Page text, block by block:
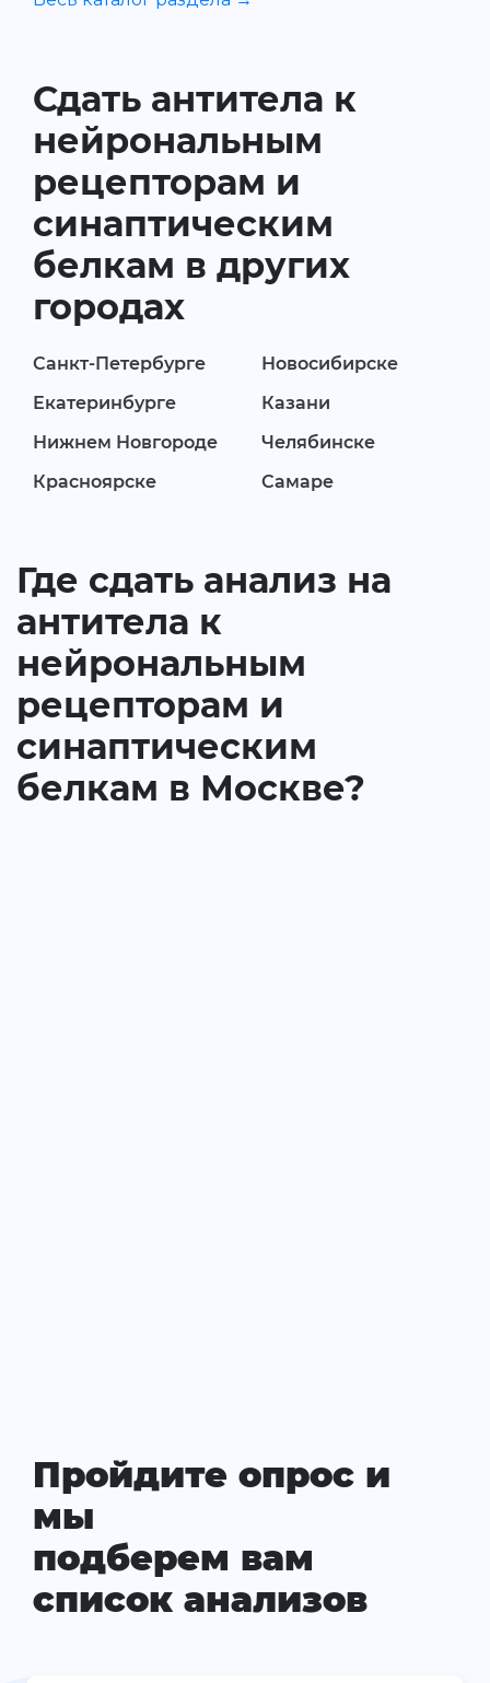
Сдать антитела к
нейрональным
рецепторам и
синаптическим
белкам в других
городах
Санкт-Петербурге
Новосибирске
Екатеринбурге
Казани
Нижнем Новгороде
Челябинске
Красноярске
Самаре
Где сдать анализ на
антитела к
нейрональным
рецепторам и
синаптическим
белкам в Москве?
Пройдите опрос и
мы
подберем вам
список анализов